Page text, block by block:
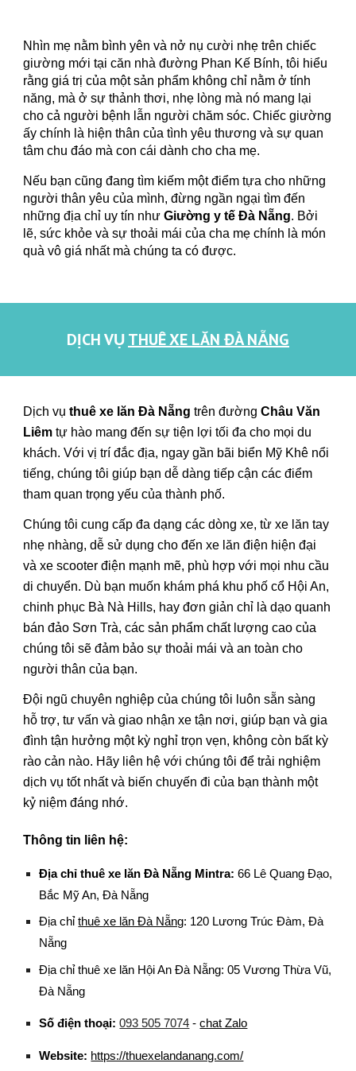
Nhìn mẹ nằm bình yên và nở nụ cười nhẹ trên chiếc
giường mới tại căn nhà đường Phan Kế Bính, tôi hiểu
rằng giá trị của một sản phẩm không chỉ nằm ở tính
năng, mà ở sự thảnh thơi, nhẹ lòng mà nó mang lại
cho cả người bệnh lẫn người chăm sóc. Chiếc giường
ấy chính là hiện thân của tình yêu thương và sự quan
tâm chu đáo mà con cái dành cho cha mẹ.
Nếu bạn cũng đang tìm kiếm một điểm tựa cho những
người thân yêu của mình, đừng ngần ngại tìm đến
những địa chỉ uy tín nhưGiường y tế Đà Nẵng. Bởi
lẽ, sức khỏe và sự thoải mái của cha mẹ chính là món
quà vô giá nhất mà chúng ta có được.
DỊCH VỤTHUÊ XE LĂN ĐÀ NẴNG
Dịch vụthuê xe lăn Đà Nẵng trên đườngChâu Văn
Liêmtự hào mang đến sự tiện lợi tối đa cho mọi du
khách. Với vị trí đắc địa, ngay gần bãi biển Mỹ Khê nổi
tiếng, chúng tôi giúp bạn dễ dàng tiếp cận các điểm
tham quan trọng yếu của thành phố.
Chúng tôi cung cấp đa dạng các dòng xe, từ xe lăn tay
nhẹ nhàng, dễ sử dụng cho đến xe lăn điện hiện đại
và xe scooter điện mạnh mẽ, phù hợp với mọi nhu cầu
di chuyển. Dù bạn muốn khám phá khu phố cổ Hội An,
chinh phục Bà Nà Hills, hay đơn giản chỉ là dạo quanh
bán đảo Sơn Trà, các sản phẩm chất lượng cao của
chúng tôi sẽ đảm bảo sự thoải mái và an toàn cho
người thân của bạn.
Đội ngũ chuyên nghiệp của chúng tôi luôn sẵn sàng
hỗ trợ, tư vấn và giao nhận xe tận nơi, giúp bạn và gia
đình tận hưởng một kỳ nghỉ trọn vẹn, không còn bất kỳ
rào cản nào. Hãy liên hệ với chúng tôi để trải nghiệm
dịch vụ tốt nhất và biến chuyến đi của bạn thành một
kỷ niệm đáng nhớ.
Thông tin liên hệ:
Địa chỉthuê xe lăn Đà Nẵng Mintra: 66 Lê Quang Đạo,
Bắc Mỹ An, Đà Nẵng
Địa chỉthuê xe lăn Đà Nẵng: 120 Lương Trúc Đàm, Đà
Nẵng
Địa chỉ thuê xe lăn Hội An Đà Nẵng: 05 Vương Thừa Vũ,
Đà Nẵng
Số điện thoại: 093 505 7074 -chat Zalo
Website: https://thuexelandanang.com/